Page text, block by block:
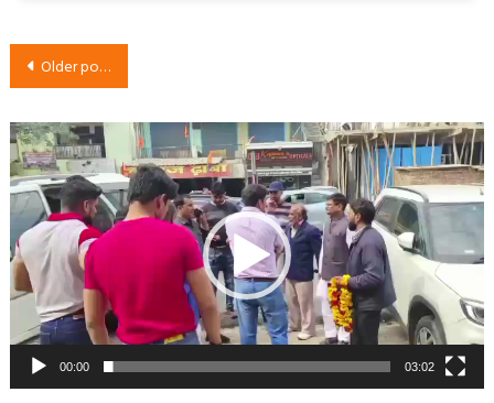
Posts
Older posts
Video
Player
00:00 03:02